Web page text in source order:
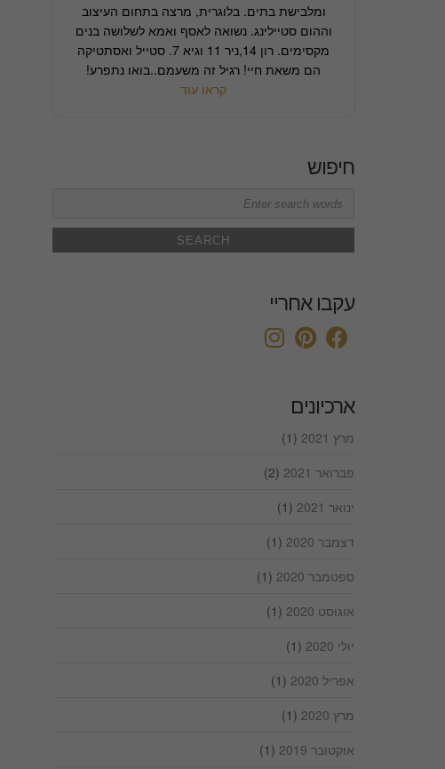
ומלבישת בתים. בלוגרית, מרצה בתחום העיצוב
וההום סטיילינג. נשואה לאסף ואמא לשלושה בנים
מקסימים. רון 14,ניר 11 וגיא 7. סטייל ואסתטיקה
הם משאת חיי! רגיל זה משעמם..בואו נתפרע!
קראו עוד
חיפוש
Search
עקבו אחריי
ארכיונים
מרץ 2021
(1)
פברואר 2021
(2)
ינואר 2021
(1)
דצמבר 2020
(1)
ספטמבר 2020
(1)
אוגוסט 2020
(1)
יולי 2020
(1)
אפריל 2020
(1)
מרץ 2020
(1)
אוקטובר 2019
(1)